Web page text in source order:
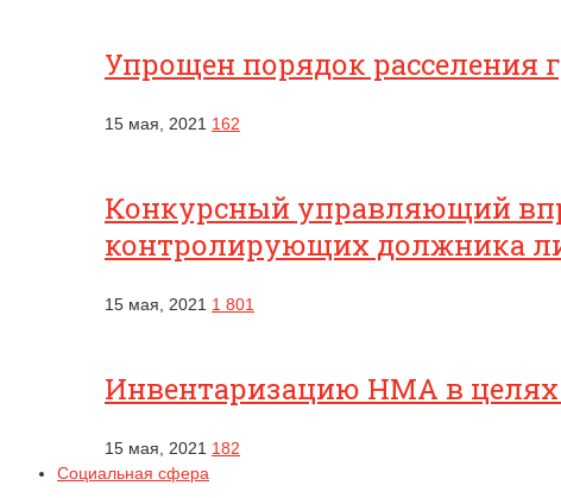
Упрощен порядок расселения
15 мая, 2021 162
Конкурсный управляющий
контролирующих должника
15 мая, 2021 1 801
Инвентаризацию НМА в целях
15 мая, 2021 182
Социальная сфера